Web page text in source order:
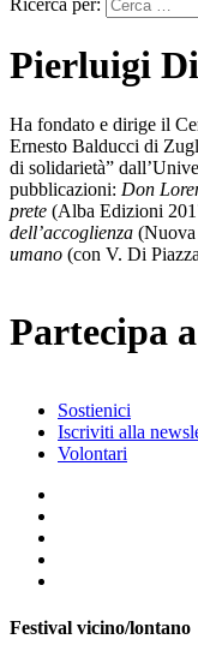
Ricerca per:
Pierluigi
Ha fondato e dirige il
Ernesto Balducci di
di solidarietà”
pubblicazioni: Don
prete (Alba Edizioni
dell’accoglienza
umano (con V. Di
Partecipa a
Sostienici
Iscriviti alla
Volontari
Festival vicino/lontano